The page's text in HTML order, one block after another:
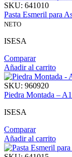
SKU: 641010
Pasta Esmeril para
NETO
ISESA
Comparar
Añadir al carrito
SKU: 960920
Piedra Montada –
ISESA
Comparar
Añadir al carrito